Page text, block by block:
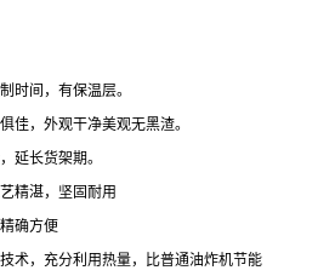
时间，有保温层。
佳，外观干净美观无黑渣。
延长货架期。
精湛，坚固耐用
确方便
术，充分利用热量，比普通油炸机节能